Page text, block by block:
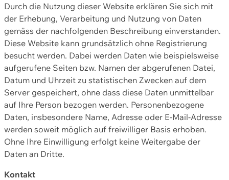
Durch die Nutzung dieser Website erklären Sie sich mit
der Erhebung, Verarbeitung und Nutzung von Daten
gemäss der nachfolgenden Beschreibung einverstanden.
Diese Website kann grundsätzlich ohne Registrierung
besucht werden. Dabei werden Daten wie beispielsweise
aufgerufene Seiten bzw. Namen der abgerufenen Datei,
Datum und Uhrzeit zu statistischen Zwecken auf dem
Server gespeichert, ohne dass diese Daten unmittelbar
auf Ihre Person bezogen werden. Personenbezogene
Daten, insbesondere Name, Adresse oder E-Mail-Adresse
werden soweit möglich auf freiwilliger Basis erhoben.
Ohne Ihre Einwilligung erfolgt keine Weitergabe der
Daten an Dritte.
Kontakt